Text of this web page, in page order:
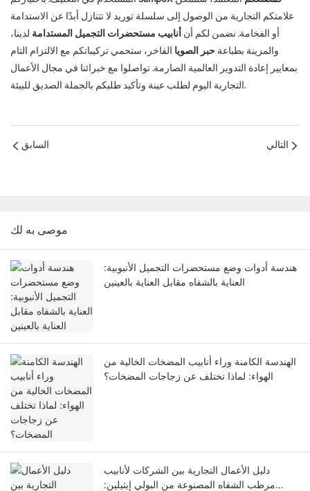
علامتكم التجارية من الوصول إلى سلسلة توريد لا تتنازل أبدًا عن الاستدامة
أو الفخامة. نضمن لكم أنأنابيب مستحضرات التجميل المستدامة لدينا،
والمزينة بطباعةحبر الصويا الفاخر، ستحمي تركيباتكم مع الالتزام التام
بمعايير إعادة التدوير العالمية الصارمة. تواصلوا مع خبرائنا في مجال الأعمال
التجارية اليوم لطلب عينة وتأكيد طلبكم بالجملة الصديق للبيئة.
السابق التالي
موصى به لك
هندسة أدوات وضع مستحضرات التجميل الأنبوبية:
العناية بالشفاه مقابل العناية بالعينين
الهندسة الكامنة وراء أنابيب المضخات الخالية من
الهواء: لماذا تختلف عن زجاجات المضخات؟
دليل الأعمال التجارية بين الشركات لأنابيب
مرطب الشفاه المصنوعة من البولي إيثيلين: